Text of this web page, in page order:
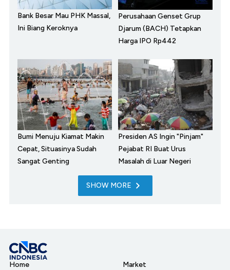
Bank Besar Mau PHK Massal,
Ini Biang Keroknya
Perusahaan Genset Grup
Djarum (BACH) Tetapkan
Harga IPO Rp442
Bumi Menuju Kiamat Makin
Cepat, Situasinya Sudah
Sangat Genting
Presiden AS Ingin "Pinjam"
Pejabat RI Buat Urus
Masalah di Luar Negeri
SHOW MORE
Home
Market